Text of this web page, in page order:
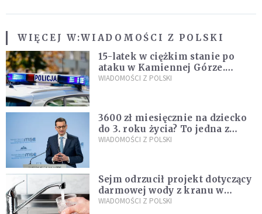
WIĘCEJ W:WIADOMOŚCI Z POLSKI
15-latek w ciężkim stanie po
ataku w Kamiennej Górze.
Policja zatrzymała dwóch
WIADOMOŚCI Z POLSKI
3600 zł miesięcznie na dziecko
do 3. roku życia? To jedna z
propozycji programu "Rozwój
WIADOMOŚCI Z POLSKI
Sejm odrzucił projekt dotyczący
darmowej wody z kranu w
restauracjach
WIADOMOŚCI Z POLSKI